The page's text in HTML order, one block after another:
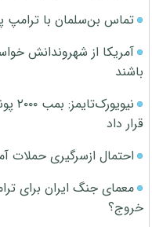
تماس بن‌سلمان با ترامپ
آمریکا از شهروندانش
باشند
قرار داد
احتمال ازسرگیری حملات
معمای جنگ ایران برای
خروج؟